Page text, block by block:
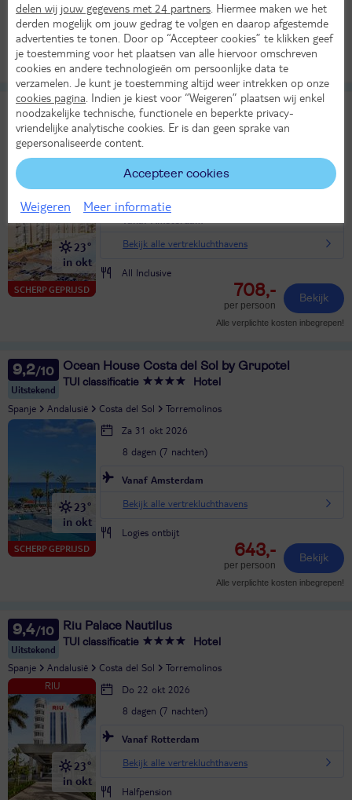
SCHERP GEPRIJSD
All Inclusive
672,-
per persoon
Bekijk
Alle verplichte kosten inbegrepen!
8,4
Heel goed
SPLASHWORLD Playa Estepona
TUI classificatie Hotel
Spanje Andalusië Costa del Sol
SCHERP GEPRIJSD
23°
in okt
Ma 5 okt 2026
8 dagen (7 nachten)
Bekijk alle vertrekluchthavens
All Inclusive
708,-
per persoon
Bekijk
Alle verplichte kosten inbegrepen!
9,2
Uitstekend
Ocean House Costa del Sol by Grupotel
TUI classificatie Hotel
Spanje Andalusië Costa del Sol Torremolinos
SCHERP GEPRIJSD
23°
in okt
Za 31 okt 2026
8 dagen (7 nachten)
Vanaf Amsterdam
Bekijk alle vertrekluchthavens
Logies ontbijt
643,-
per persoon
Bekijk
Alle verplichte kosten inbegrepen!
9,4
Uitstekend
Riu Palace Nautilus
TUI classificatie Hotel
Spanje Andalusië Costa del Sol Torremolinos
23°
in okt
Do 22 okt 2026
8 dagen (7 nachten)
Vanaf Rotterdam
Bekijk alle vertrekluchthavens
Halfpension
delen wij jouw gegevens met 24 partners . Hiermee maken we het
derden mogelijk om jouw gedrag te volgen en daarop afgestemde
advertenties te tonen. Door op “Accepteer cookies” te klikken geef
je toestemming voor het plaatsen van alle hiervoor omschreven
cookies en andere technologieën om persoonlijke data te
verzamelen. Je kunt je toestemming altijd weer intrekken op onze
cookies pagina . Indien je kiest voor “Weigeren” plaatsen wij enkel
noodzakelijke technische, functionele en beperkte privacy-
vriendelijke analytische cookies. Er is dan geen sprake van
gepersonaliseerde content.
Accepteer cookies
Weigeren Meer informatie